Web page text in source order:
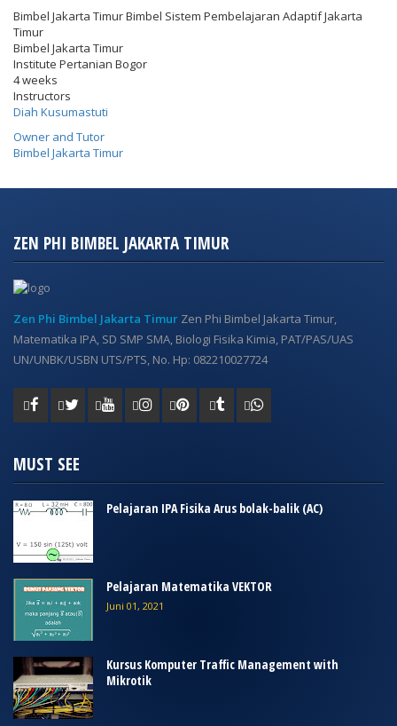
Bimbel Jakarta Timur Bimbel Sistem Pembelajaran Adaptif Jakarta
Timur
Bimbel Jakarta Timur
Institute Pertanian Bogor
4 weeks
Instructors
Diah Kusumastuti
Owner and Tutor
Bimbel Jakarta Timur
ZEN PHI BIMBEL JAKARTA TIMUR
Zen Phi Bimbel Jakarta Timur Zen Phi Bimbel Jakarta Timur,
Matematika IPA, SD SMP SMA, Biologi Fisika Kimia, PAT/PAS/UAS
UN/UNBK/USBN UTS/PTS, No. Hp: 082210027724
MUST SEE
Pelajaran IPA Fisika Arus bolak-balik (AC)
Pelajaran Matematika VEKTOR
Juni 01, 2021
Kursus Komputer Traffic Management with
Mikrotik